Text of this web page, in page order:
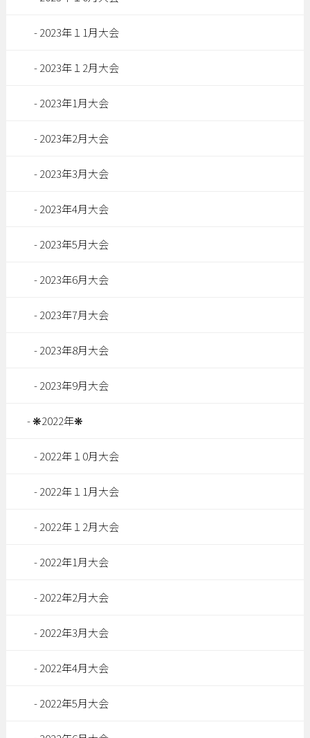
2023年１1月大会
2023年１2月大会
2023年1月大会
2023年2月大会
2023年3月大会
2023年4月大会
2023年5月大会
2023年6月大会
2023年7月大会
2023年8月大会
2023年9月大会
❋2022年❋
2022年１0月大会
2022年１1月大会
2022年１2月大会
2022年1月大会
2022年2月大会
2022年3月大会
2022年4月大会
2022年5月大会